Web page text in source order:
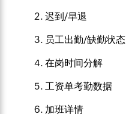
迟到/早退
员工出勤/缺勤状态
在岗时间分解
工资单考勤数据
加班详情